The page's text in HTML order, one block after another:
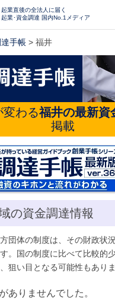
起業直後の全法人に届く
起業･資金調達 国内No.1メディア
手帳 > 福井
変わる福井の最新資
掲載
の資金調達情報
団体の制度は、その財政状
。国の制度に比べて比較的
狙い目となる可能性もありま
ありませんでした。